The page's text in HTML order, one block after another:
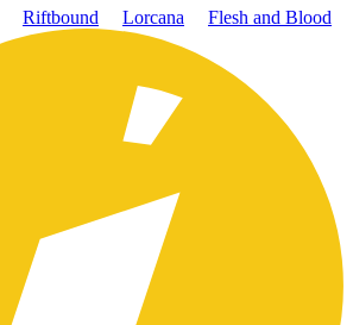
Riftbound Lorcana Flesh and Blood